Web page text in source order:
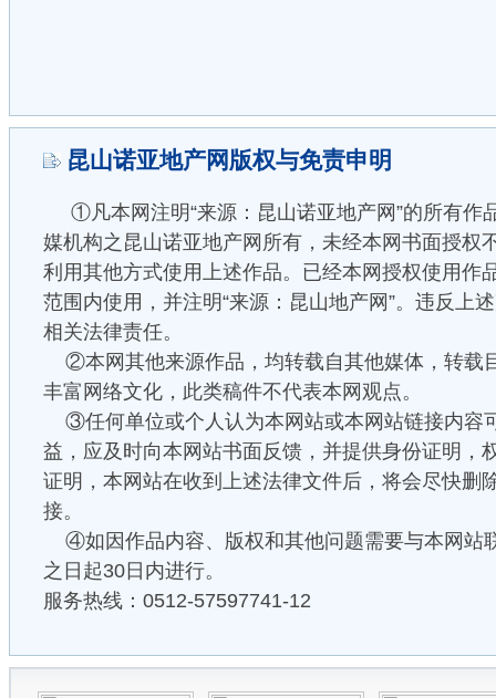
昆山诺亚地产网版权与免责申明
①凡本网注明“来源：昆山诺亚地产网”的所有作
媒机构之昆山诺亚地产网所有，未经本网书面授权
利用其他方式使用上述作品。已经本网授权使用作
范围内使用，并注明“来源：昆山地产网”。违反上
相关法律责任。
②本网其他来源作品，均转载自其他媒体，转载
丰富网络文化，此类稿件不代表本网观点。
③任何单位或个人认为本网站或本网站链接内容
益，应及时向本网站书面反馈，并提供身份证明，
证明，本网站在收到上述法律文件后，将会尽快删
接。
④如因作品内容、版权和其他问题需要与本网站
之日起30日内进行。
服务热线：0512-57597741-12